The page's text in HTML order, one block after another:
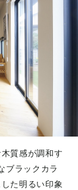
質感が調和す
ブラックカラ
た明るい印象